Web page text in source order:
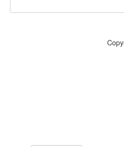
Какао порошки
Красители гелевые
Гелевые красители